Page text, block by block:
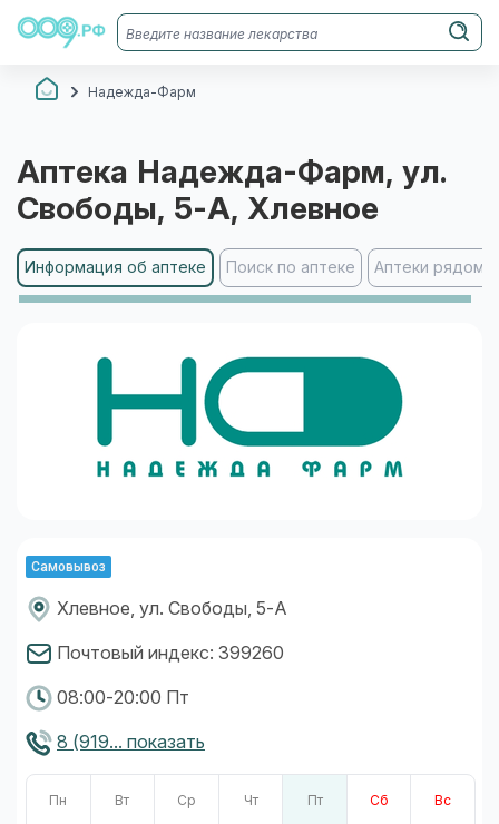
Надежда-Фарм
Аптека Надежда-Фарм, ул.
Свободы, 5-А, Хлевное
Информация об аптеке Поиск по аптеке Аптеки рядом
Самовывоз
Хлевное, ул. Свободы, 5-А
Почтовый индекс: 399260
08:00-20:00 Пт
8 (919... показать
Пн Вт Ср Чт Пт Сб Вс